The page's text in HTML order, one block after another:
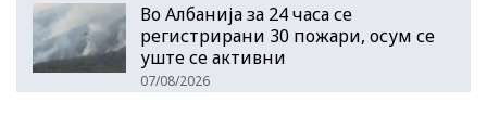
Во Албанија за 24 часа се
регистрирани 30 пожари, осум се
уште се активни
07/08/2026